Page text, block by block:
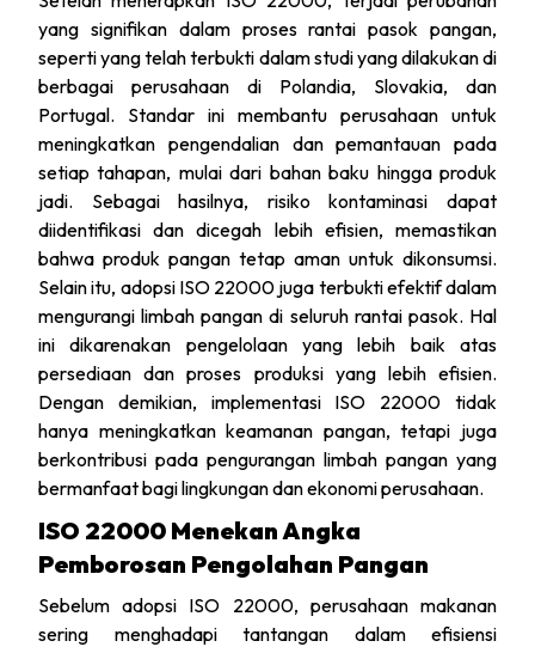
yang signifikan dalam proses rantai pasok pangan,
seperti yang telah terbukti dalam studi yang dilakukan di
berbagai perusahaan di Polandia, Slovakia, dan
Portugal. Standar ini membantu perusahaan untuk
meningkatkan pengendalian dan pemantauan pada
setiap tahapan, mulai dari bahan baku hingga produk
jadi. Sebagai hasilnya, risiko kontaminasi dapat
diidentifikasi dan dicegah lebih efisien, memastikan
bahwa produk pangan tetap aman untuk dikonsumsi.
Selain itu, adopsi ISO 22000 juga terbukti efektif dalam
mengurangi limbah pangan di seluruh rantai pasok. Hal
ini dikarenakan pengelolaan yang lebih baik atas
persediaan dan proses produksi yang lebih efisien.
Dengan demikian, implementasi ISO 22000 tidak
hanya meningkatkan keamanan pangan, tetapi juga
berkontribusi pada pengurangan limbah pangan yang
bermanfaat bagi lingkungan dan ekonomi perusahaan.
ISO 22000 Menekan Angka
Pemborosan Pengolahan Pangan
Sebelum adopsi ISO 22000, perusahaan makanan
sering menghadapi tantangan dalam efisiensi